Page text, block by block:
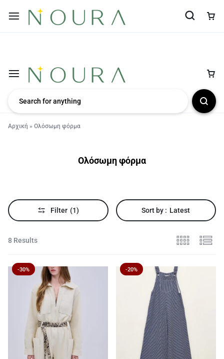
Αρχική » Ολόσωμη φόρμα
Ολόσωμη φόρμα
Filter (1) Sort by : Latest
8 Results
-30% -20%